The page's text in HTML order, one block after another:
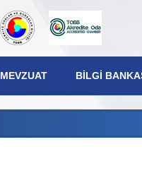
MEVZUAT BILGI